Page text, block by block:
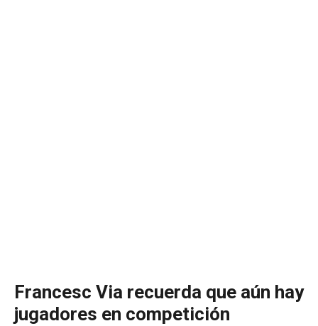
Francesc Via recuerda que aún hay
jugadores en competición